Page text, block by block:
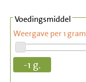
Voedingsmiddel
Weergave per 1 gram
-1 g.